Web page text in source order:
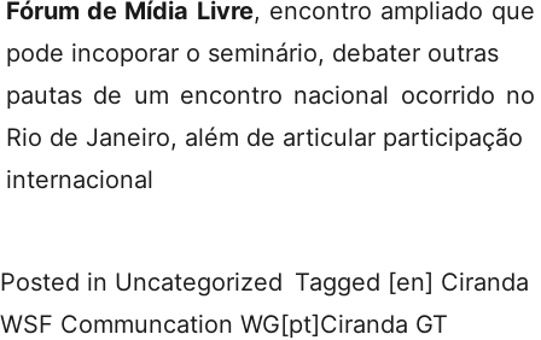
Fórum de Mídia Livre, encontro ampliado que
pode incoporar o seminário, debater outras
pautas de um encontro nacional ocorrido no
Rio de Janeiro, além de articular participação
internacional
Posted in Uncategorized Tagged [en] Ciranda
WSF Communcation WG[pt]Ciranda GT